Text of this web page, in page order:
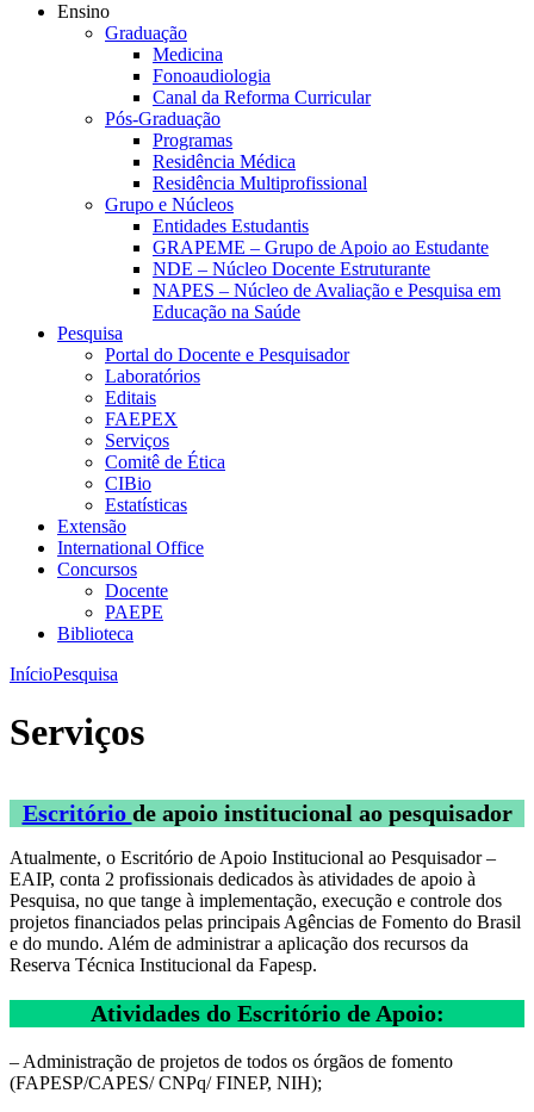
Ensino
Graduação
Medicina
Fonoaudiologia
Canal da Reforma Curricular
Pós-Graduação
Programas
Residência Médica
Residência Multiprofissional
Grupo e Núcleos
Entidades Estudantis
GRAPEME – Grupo de Apoio ao Estudante
NDE – Núcleo Docente Estruturante
NAPES – Núcleo de Avaliação e Pesquisa em
Educação na Saúde
Pesquisa
Portal do Docente e Pesquisador
Laboratórios
Editais
FAEPEX
Serviços
Comitê de Ética
CIBio
Estatísticas
Extensão
International Office
Concursos
Docente
PAEPE
Biblioteca
InícioPesquisa
Serviços
Escritório de apoio institucional ao pesquisador
Atualmente, o Escritório de Apoio Institucional ao Pesquisador –
EAIP, conta 2 profissionais dedicados às atividades de apoio à
Pesquisa, no que tange à implementação, execução e controle dos
projetos financiados pelas principais Agências de Fomento do Brasil
e do mundo. Além de administrar a aplicação dos recursos da
Reserva Técnica Institucional da Fapesp.
Atividades do Escritório de Apoio:
– Administração de projetos de todos os órgãos de fomento
(FAPESP/CAPES/ CNPq/ FINEP, NIH);